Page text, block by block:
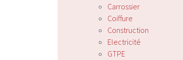
Carrossier
Coiffure
Construction
Electricité
GTPE